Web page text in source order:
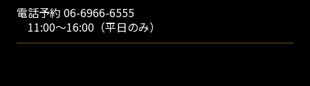
電話予約 06-6966-6555
11:00～16:00（平日のみ）